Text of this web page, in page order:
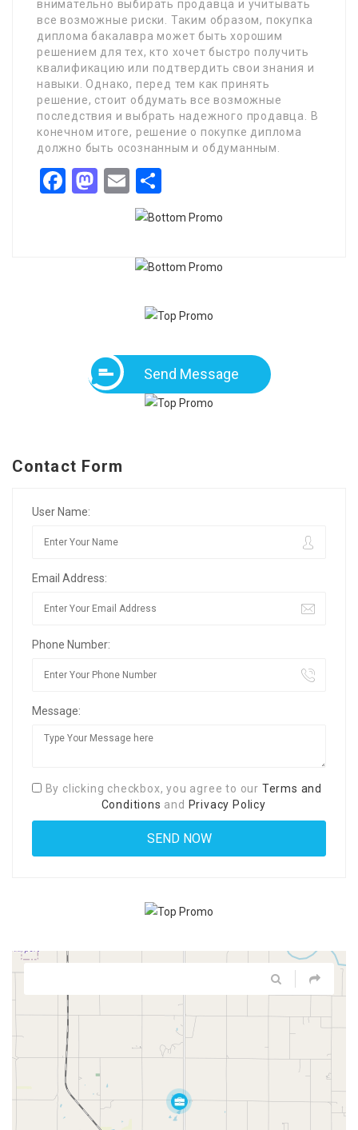
внимательно выбирать продавца и учитывать
все возможные риски. Таким образом, покупка
диплома бакалавра может быть хорошим
решением для тех, кто хочет быстро получить
квалификацию или подтвердить свои знания и
навыки. Однако, перед тем как принять
решение, стоит обдумать все возможные
последствия и выбрать надежного продавца. В
конечном итоге, решение о покупке диплома
должно быть осознанным и обдуманным.
Facebook
Mastodon
Email
Send Message
Contact Form
User Name:
Email Address:
Phone Number:
Message:
By clicking checkbox, you agree to our Terms and
Conditions and Privacy Policy